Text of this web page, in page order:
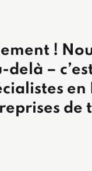
!
delà –
de